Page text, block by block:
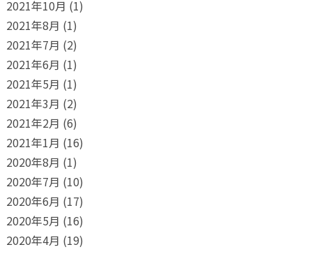
2021年10月 (1)
2021年8月 (1)
2021年7月 (2)
2021年6月 (1)
2021年5月 (1)
2021年3月 (2)
2021年2月 (6)
2021年1月 (16)
2020年8月 (1)
2020年7月 (10)
2020年6月 (17)
2020年5月 (16)
2020年4月 (19)